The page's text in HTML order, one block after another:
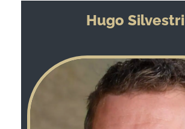
Hugo Silvestri